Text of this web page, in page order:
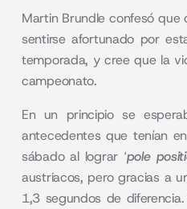
Martin Brundle confesó que
sentirse afortunado por
temporada, y cree que la
campeonato.
En un principio se
antecedentes que tenían
sábado al lograr ‘pole
austriacos, pero gracias a
1,3 segundos de diferencia.